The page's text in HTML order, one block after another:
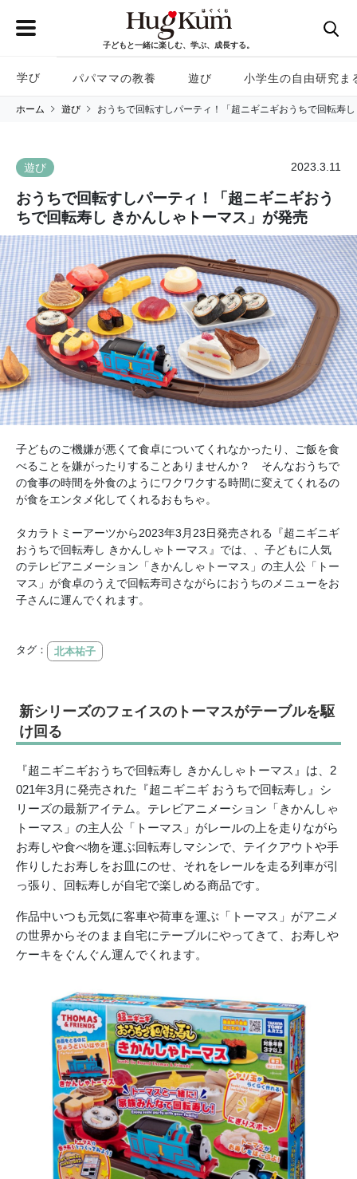
子どもと一緒に楽しむ、学ぶ、成長する。
学び パパママの教養 遊び 小学生の自由研究ま
ホーム 遊び おうちで回転すしパーティ！「超ニギニギおうちで回転寿
遊び 2023.3.11
おうちで回転すしパーティ！「超ニギニギおう
ちで回転寿し きかんしゃトーマス」が発売
子どものご機嫌が悪くて食卓についてくれなかったり、ご飯を食
べることを嫌がったりすることありませんか？ そんなおうちで
の食事の時間を外食のようにワクワクする時間に変えてくれるの
が食をエンタメ化してくれるおもちゃ。
タカラトミーアーツから2023年3月23日発売される『超ニギニギ
おうちで回転寿し きかんしゃトーマス』では、、子どもに人気
のテレビアニメーション「きかんしゃトーマス」の主人公「トー
マス」が食卓のうえで回転寿司さながらにおうちのメニューをお
子さんに運んでくれます。
タグ： 北本祐子
新シリーズのフェイスのトーマスがテーブルを駆
け回る
『超ニギニギおうちで回転寿し きかんしゃトーマス』は、2
021年3月に発売された『超ニギニギ おうちで回転寿し』シ
リーズの最新アイテム。テレビアニメーション「きかんしゃ
トーマス」の主人公「トーマス」がレールの上を走りながら
お寿しや食べ物を運ぶ回転寿しマシンで、テイクアウトや手
作りしたお寿しをお皿にのせ、それをレールを走る列車が引
っ張り、回転寿しが自宅で楽しめる商品です。
作品中いつも元気に客車や荷車を運ぶ「トーマス」がアニメ
の世界からそのまま自宅にテーブルにやってきて、お寿しや
ケーキをぐんぐん運んでくれます。